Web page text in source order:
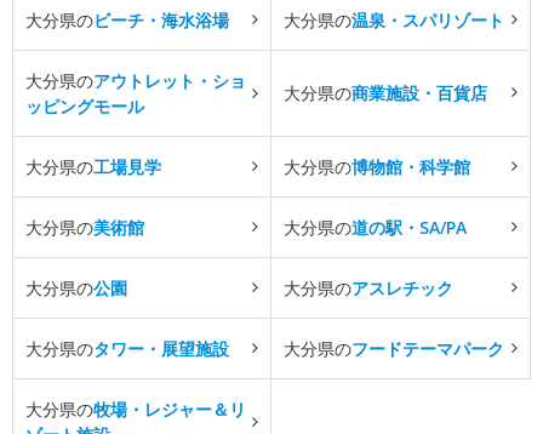
大分県のビーチ・海水浴場 大分県の温泉・スパリゾート
大分県のアウトレット・ショ
ッピングモール
大分県の商業施設・百貨店
大分県の工場見学 大分県の博物館・科学館
大分県の美術館 大分県の道の駅・SA/PA
大分県の公園 大分県のアスレチック
大分県のタワー・展望施設 大分県のフードテーマパーク
大分県の牧場・レジャー＆リ